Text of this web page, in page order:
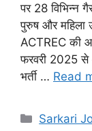
पर 28 विभिन्न
पुरुष और महिला
ACTREC की
फरवरी 2025
भर्ती … Read
Sarkari